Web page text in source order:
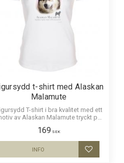
t-shirt med Alaskan
Malamute
T-shirt i bra kvalitet med ett
av Alaskan Malamute tryckt på
169 SEK
Lägg till i
INFO